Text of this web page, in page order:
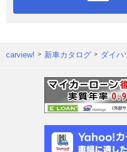
carview! 新車カタログ ダイハ